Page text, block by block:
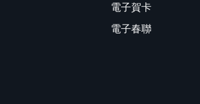
電子賀卡
電子春聯